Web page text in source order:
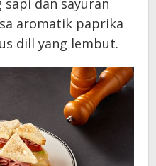
aromatik paprika
dill yang lembut.